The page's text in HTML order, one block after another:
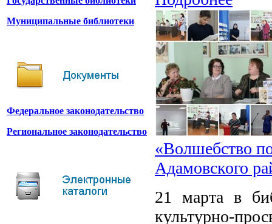
Муниципальные библиотеки
Федеральное законодательство
Региональное законодательство
«Волшебство
Адамовского
21 марта в
культурно-